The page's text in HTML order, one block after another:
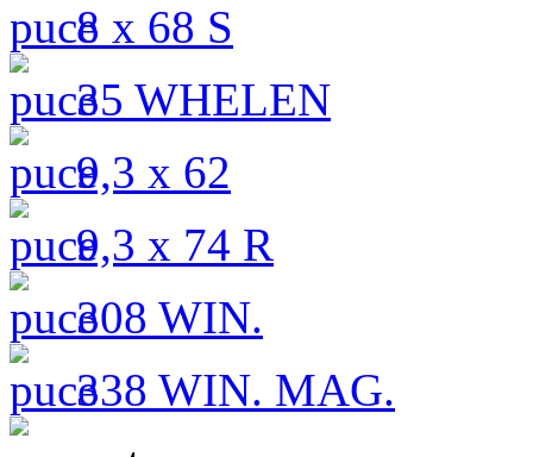
8 x 68 S
35 WHELEN
9,3 x 62
9,3 x 74 R
308 WIN.
338 WIN. MAG.